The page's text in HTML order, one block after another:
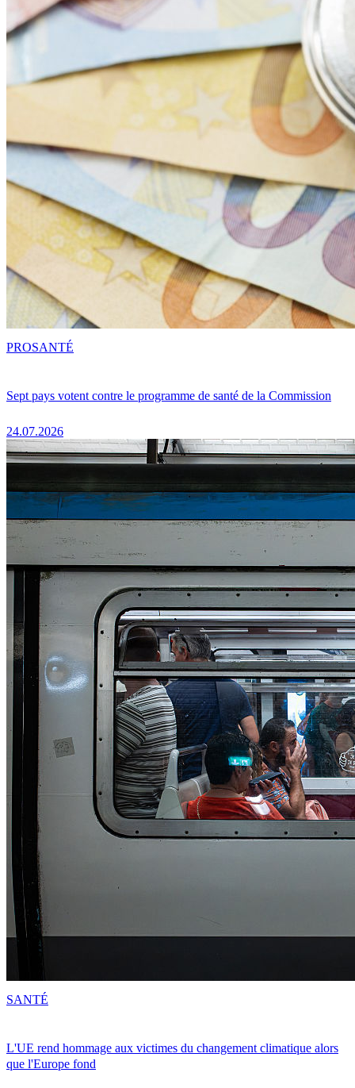
Sept pays votent contre le programme de santé de la Commission
24.07.2026
PROSANTÉ
L'UE rend hommage aux victimes du changement climatique alors
que l'Europe fond
SANTÉ